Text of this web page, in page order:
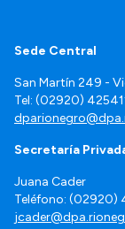
Sede Central
San Martín 249 -
Tel: (02920)
Secretaría
Juana Cader
Teléfono: (02920)